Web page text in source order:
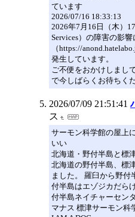
ています
2026/07/16 18:33:13
2026年7月16日（木）
Services）の障害の影
（https://
発生しています。
ご不便をおかけしまし
で今しばらくお待ちく
2026/07/09 21:51:41
ス
サーモン科学館の屋上
いい
北海道・野付半島と標
北海道の野付半島、標
ました。 羅臼から野
付半島はエゾジカだら
付半島ネイチャーセン
マナス 標津サーモン科